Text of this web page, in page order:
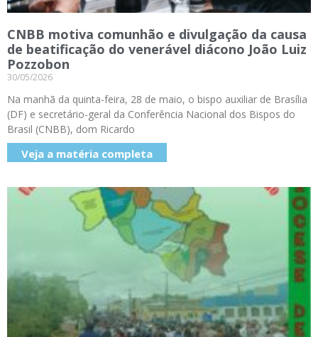
CNBB motiva comunhão e divulgação da causa
de beatificação do venerável diácono João Luiz
Pozzobon
30/05/2026
Na manhã da quinta-feira, 28 de maio, o bispo auxiliar de Brasília
(DF) e secretário-geral da Conferência Nacional dos Bispos do
Brasil (CNBB), dom Ricardo
Veja a matéria completa